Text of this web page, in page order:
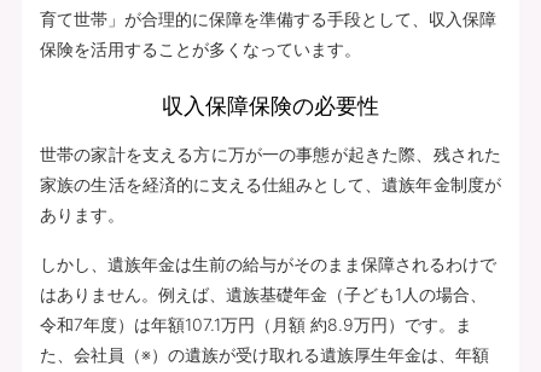
育て世帯」が合理的に保障を準備する手段として、収入保障
保険を活用することが多くなっています。
収入保障保険の必要性
世帯の家計を支える方に万が一の事態が起きた際、残された
家族の生活を経済的に支える仕組みとして、遺族年金制度が
あります。
しかし、遺族年金は生前の給与がそのまま保障されるわけで
はありません。例えば、遺族基礎年金（子ども1人の場合、
令和7年度）は年額107.1万円（月額 約8.9万円）です。ま
た、会社員（※）の遺族が受け取れる遺族厚生年金は、年額